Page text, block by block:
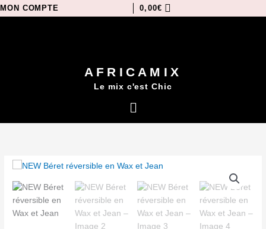
Aller
au
MON COMPTE 0,00€
AFRICAMIX
Le mix c'est Chic
Menu
quantité
NEW
Béret
réversible